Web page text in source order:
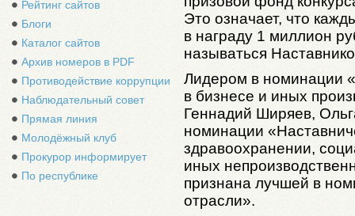
Рейтинг сайтов
Блоги
Каталог сайтов
Архив номеров в PDF
Противодействие коррупции
Наблюдательный совет
Прямая линия
Молодёжный клуб
Прокурор информирует
По республике
Это означает, что
в награду 1 миллион
называться
Лидером в номинации
в бизнесе и иных
Геннадий Ширяев,
номинации
здравоохранении,
иных
признана лучшей в
отрасли».